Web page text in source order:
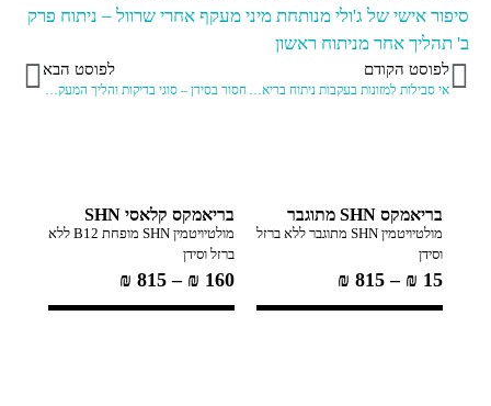
סיפור אישי של ג'ולי מנותחת מיני מעקף אחרי שרוול – ניתוח פרק
ב' תהליך אחר מניתוח ראשון
לפוסט הקודם
אי סבילות למזונות בעקבות ניתוח בריאטרי
לפוסט הבא
חסור בסידן – סוגי בדיקות והליך המעקב – והיתרון של קלצימקס
בריאמקס SHN מתוגבר
מולטיויטמין SHN מתוגבר ללא ברזל
וסידן
₪ 15
–
₪ 815
בריאמקס קלאסי SHN
מולטיויטמין SHN מופחת B12 ללא
ברזל וסידן
₪ 160
–
₪ 815